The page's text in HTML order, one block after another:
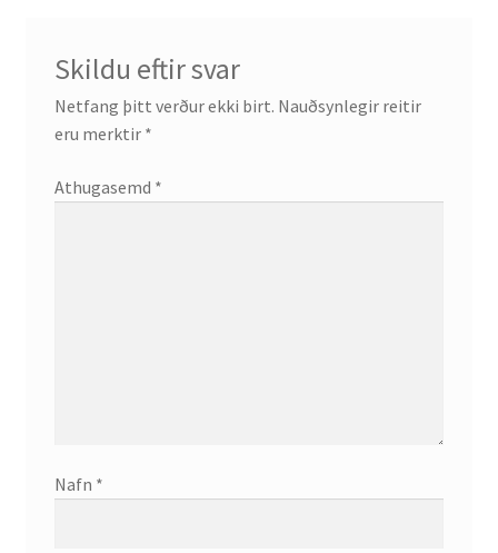
Skildu eftir svar
Netfang þitt verður ekki birt. Nauðsynlegir reitir
eru merktir *
Athugasemd *
Nafn *